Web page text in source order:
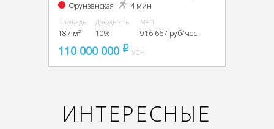
Фрунзенская 4 мин
Площадь
187 м²
Доходность
10%
МАП
916 667 руб/мес
110 000 000 pуб
УСН
ИНТЕРЕСНЫЕ